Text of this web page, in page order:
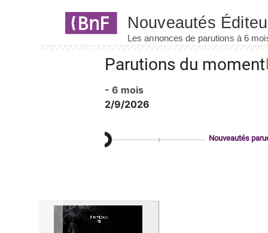
Parutions du moment
- 6 mois
2/9/2026
Nouveautés